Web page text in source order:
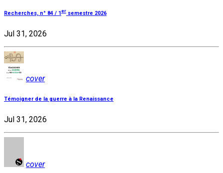
Recherches, n° 84 / 1er semestre 2026
Jul 31, 2026
cover
Témoigner de la guerre à la Renaissance
Jul 31, 2026
cover